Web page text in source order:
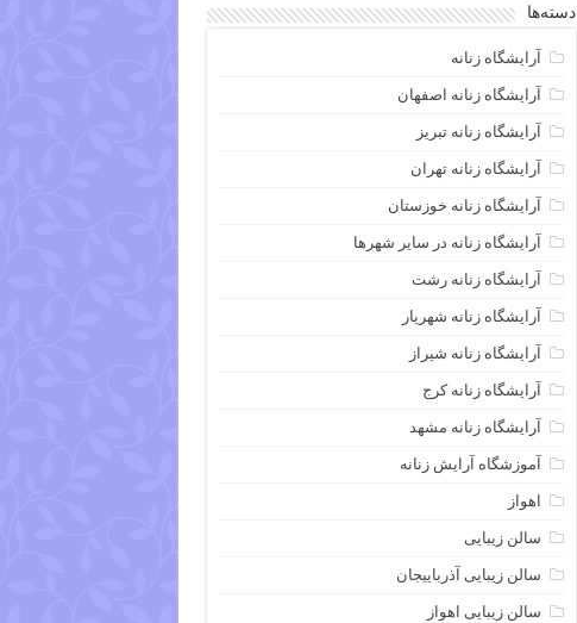
دسته‌ها
آرایشگاه زنانه
آرایشگاه زنانه اصفهان
آرایشگاه زنانه تبریز
آرایشگاه زنانه تهران
آرایشگاه زنانه خوزستان
آرایشگاه زنانه در سایر شهرها
آرایشگاه زنانه رشت
آرایشگاه زنانه شهریار
آرایشگاه زنانه شیراز
آرایشگاه زنانه کرج
آرایشگاه زنانه مشهد
آموزشگاه آرایش زنانه
اهواز
سالن زیبایی
سالن زیبایی آذرباییجان
سالن زیبایی اهواز